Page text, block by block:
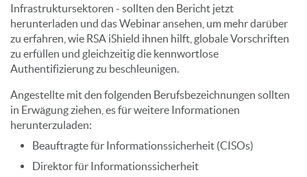
Infrastruktursektoren - sollten den Bericht jetzt
herunterladen und das Webinar ansehen, um mehr darüber
zu erfahren, wie RSA iShield ihnen hilft, globale Vorschriften
zu erfüllen und gleichzeitig die kennwortlose
Authentifizierung zu beschleunigen.
Angestellte mit den folgenden Berufsbezeichnungen sollten
in Erwägung ziehen, es für weitere Informationen
herunterzuladen:
Beauftragte für Informationssicherheit (CISOs)
Direktor für Informationssicherheit